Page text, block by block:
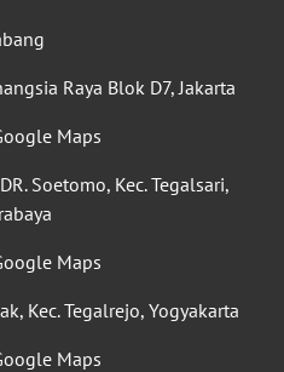
Raya Blok D7, Jakarta
Maps
Soetomo, Kec. Tegalsari,
Maps
Kec. Tegalrejo, Yogyakarta
Maps